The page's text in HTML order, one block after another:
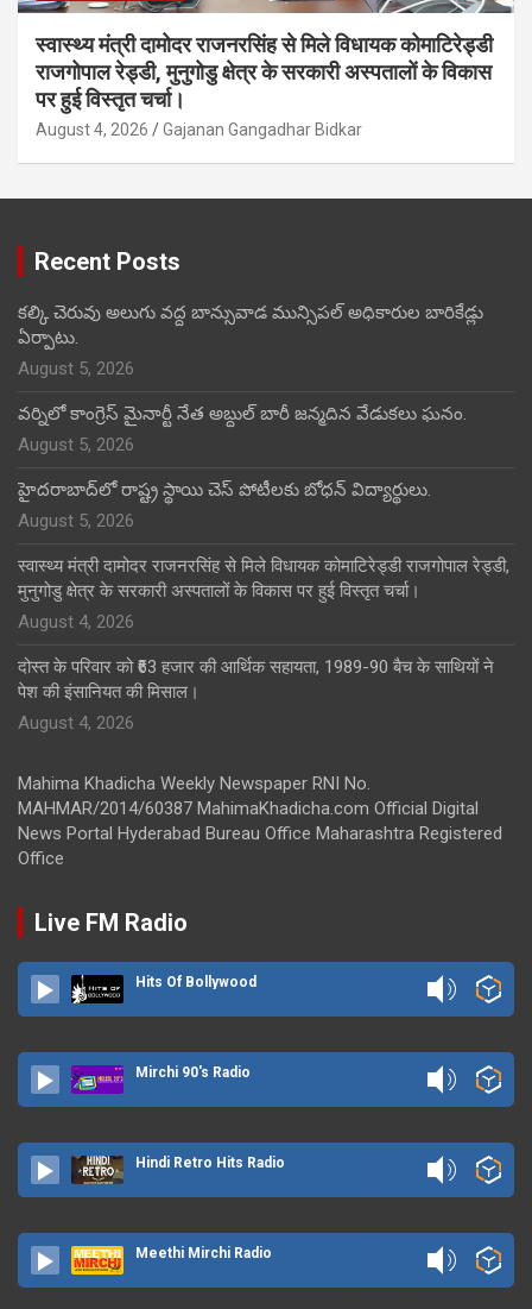
स्वास्थ्य मंत्री दामोदर राजनरसिंह से मिले विधायक कोमाटिरेड्डी
राजगोपाल रेड्डी, मुनुगोडु क्षेत्र के सरकारी अस्पतालों के विकास
पर हुई विस्तृत चर्चा।
August 4, 2026 Gajanan Gangadhar Bidkar
Recent Posts
కల్కి చెరువు అలుగు వద్ద బాన్సువాడ మున్సిపల్ అధికారుల బారికేడ్లు
ఏర్పాటు.
August 5, 2026
వర్నిలో కాంగ్రెస్ మైనార్టీ నేత అబ్దుల్ బారీ జన్మదిన వేడుకలు ఘనం.
August 5, 2026
హైదరాబాద్‌లో రాష్ట్ర స్థాయి చెస్ పోటీలకు బోధన్ విద్యార్థులు.
August 5, 2026
स्वास्थ्य मंत्री दामोदर राजनरसिंह से मिले विधायक कोमाटिरेड्डी राजगोपाल रेड्डी,
मुनुगोडु क्षेत्र के सरकारी अस्पतालों के विकास पर हुई विस्तृत चर्चा।
August 4, 2026
दोस्त के परिवार को ₹63 हजार की आर्थिक सहायता, 1989-90 बैच के साथियों ने
पेश की इंसानियत की मिसाल।
August 4, 2026
Mahima Khadicha Weekly Newspaper RNI No.
MAHMAR/2014/60387 MahimaKhadicha.com Official Digital
News Portal Hyderabad Bureau Office Maharashtra Registered
Office
Live FM Radio
Hits Of Bollywood
Mirchi 90's Radio
Hindi Retro Hits Radio
Meethi Mirchi Radio